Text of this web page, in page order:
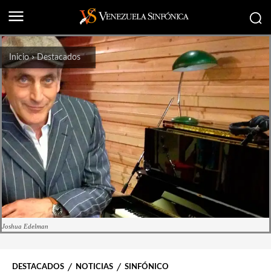
Inicio Destacados
Joshua Edelman
DESTACADOS NOTICIAS SINFÓNICO